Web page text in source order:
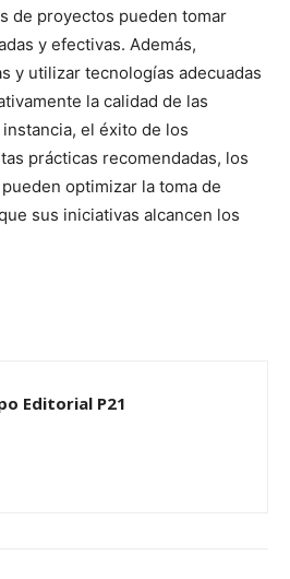
de proyectos pueden tomar
y efectivas. Además,
y utilizar tecnologías adecuadas
la calidad de las
el éxito de los
prácticas recomendadas, los
optimizar la toma de
sus iniciativas alcancen los
Editorial P21